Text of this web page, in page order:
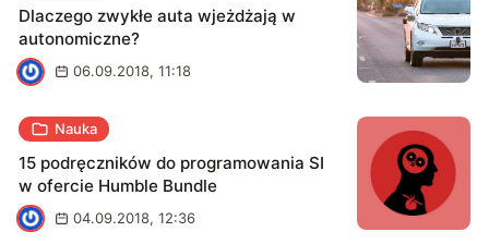
Dlaczego zwykłe auta wjeżdżają w
autonomiczne?
J
06.09.2018, 11:18
Nauka
15 podręczników do programowania SI
w ofercie Humble Bundle
J
04.09.2018, 12:36